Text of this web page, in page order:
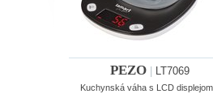
PEZO LT7069
Kuchynská váha s LCD